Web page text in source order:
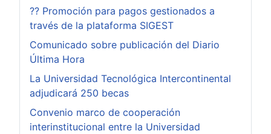
?? Promoción para pagos gestionados a
través de la plataforma SIGEST
Comunicado sobre publicación del Diario
Última Hora
La Universidad Tecnológica Intercontinental
adjudicará 250 becas
Convenio marco de cooperación
interinstitucional entre la Universidad